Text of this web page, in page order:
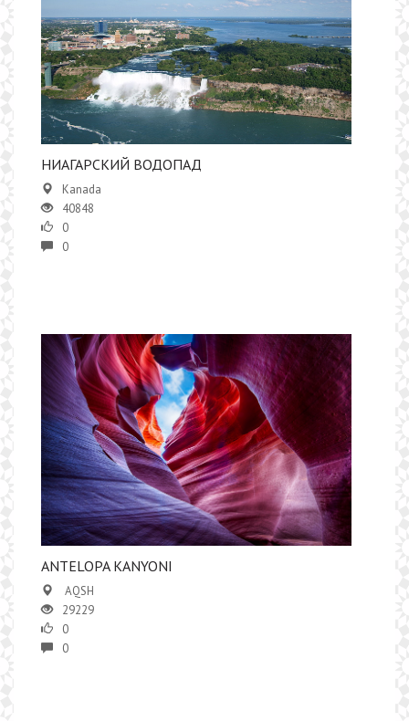
НИАГАРСКИЙ ВОДОПАД
Kanada
40848
0
0
ANTELOPA KANYONI
AQSH
29229
0
0